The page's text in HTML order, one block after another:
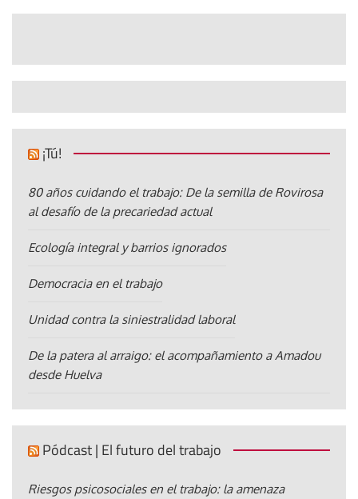
¡Tú!
80 años cuidando el trabajo: De la semilla de Rovirosa
al desafío de la precariedad actual
Ecología integral y barrios ignorados
Democracia en el trabajo
Unidad contra la siniestralidad laboral
De la patera al arraigo: el acompañamiento a Amadou
desde Huelva
Pódcast | El futuro del trabajo
Riesgos psicosociales en el trabajo: la amenaza